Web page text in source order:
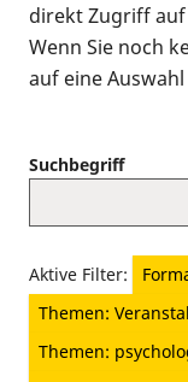
direkt Zugriff
Wenn Sie noch
auf eine
Suchbegriff
Aktive Filter:
Themen:
Themen: